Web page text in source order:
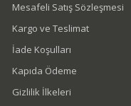
Mesafeli Satış Sözleşmesi
Kargo ve Teslimat
İade Koşulları
Kapıda Ödeme
Gizlilik İlkeleri